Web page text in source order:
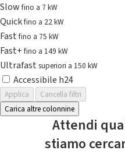
Slowfino a 7 kW
Quickfino a 22 kW
Fastfino a 75 kW
Fast+fino a 149 kW
Ultrafast superiori a 150 kW
Accessibile h24
Applica
Cancella filtri
Carica altre colonnine
Attendi
stiamo